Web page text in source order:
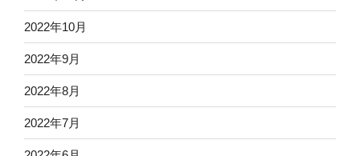
2022年10月
2022年9月
2022年8月
2022年7月